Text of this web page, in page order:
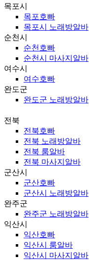
목포시
목포호빠
목포시 노래방알바
순천시
순천호빠
순천시 마사지알바
여수시
여수호빠
완도군
완도군 노래방알바
전북
전북호빠
전북 노래방알바
전북 룸알바
전북 마사지알바
군산시
군산호빠
군산시 노래방알바
완주군
완주군 노래방알바
익산시
익산호빠
익산시 룸알바
익산시 마사지알바